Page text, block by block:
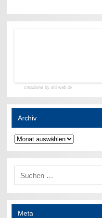
creazione by siti web ok
Archiv
Archiv
Meta